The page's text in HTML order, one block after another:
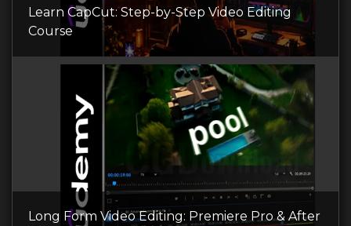
Learn CapCut: Step-by-Step Video Editing
Course
Long Form Video Editing: Premiere Pro & After